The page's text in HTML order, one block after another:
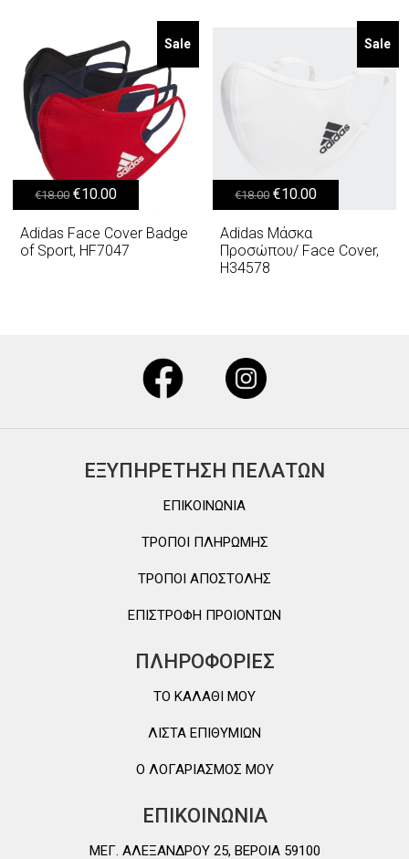
Sale
€18.00 Original price was: €18.00.
€10.00Η τρέχουσα τιμή είναι: €10.00.
Adidas Face Cover Badge
of Sport, HF7047
Sale
€18.00 Original price was: €18.00.
€10.00Η τρέχουσα τιμή είναι: €10.00.
Adidas Μάσκα
Προσώπου/ Face Cover,
H34578
ΕΞΥΠΗΡΕΤΗΣΗ ΠΕΛΑΤΩΝ
ΕΠΙΚΟΙΝΩΝΙΑ
ΤΡΟΠΟΙ ΠΛΗΡΩΜΗΣ
ΤΡΟΠΟΙ ΑΠΟΣΤΟΛΗΣ
ΕΠΙΣΤΡΟΦΗ ΠΡΟΙΟΝΤΩΝ
ΠΛΗΡΟΦΟΡΙΕΣ
TO ΚΑΛΑΘΙ MOY
ΛΙΣΤΑ ΕΠΙΘΥΜΙΩΝ
Ο ΛΟΓΑΡΙΑΣΜΟΣ ΜΟΥ
ΕΠΙΚΟΙΝΩΝΙΑ
ΜΕΓ. ΑΛΕΞΑΝΔΡΟΥ 25, ΒΕΡΟΙΑ 59100